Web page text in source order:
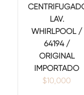
LAV.
WHIRLPOOL /
64194 /
ORIGINAL
IMPORTADO
$10,000